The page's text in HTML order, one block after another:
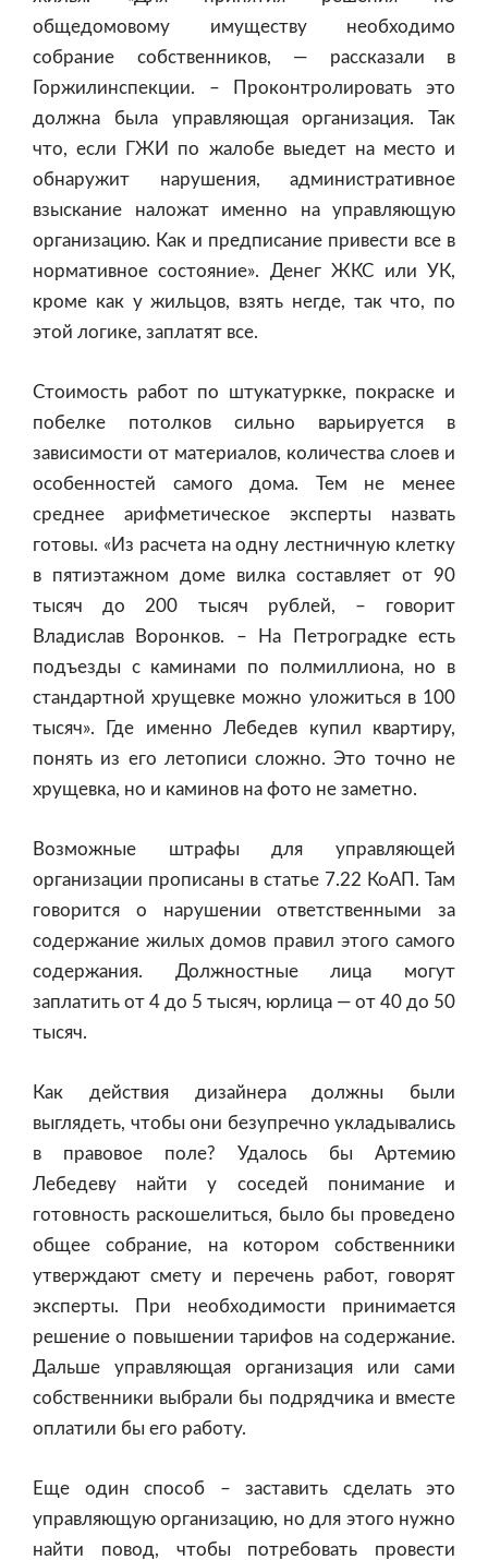
общедомовому имуществу необходимо
собрание собственников, — рассказали в
Горжилинспекции. – Проконтролировать это
должна была управляющая организация. Так
что, если ГЖИ по жалобе выедет на место и
обнаружит нарушения, административное
взыскание наложат именно на управляющую
организацию. Как и предписание привести все в
нормативное состояние». Денег ЖКС или УК,
кроме как у жильцов, взять негде, так что, по
этой логике, заплатят все.
Стоимость работ по штукатуркке, покраске и
побелке потолков сильно варьируется в
зависимости от материалов, количества слоев и
особенностей самого дома. Тем не менее
среднее арифметическое эксперты назвать
готовы. «Из расчета на одну лестничную клетку
в пятиэтажном доме вилка составляет от 90
тысяч до 200 тысяч рублей, – говорит
Владислав Воронков. – На Петроградке есть
подъезды с каминами по полмиллиона, но в
стандартной хрущевке можно уложиться в 100
тысяч». Где именно Лебедев купил квартиру,
понять из его летописи сложно. Это точно не
хрущевка, но и каминов на фото не заметно.
Возможные штрафы для управляющей
организации прописаны в статье 7.22 КоАП. Там
говорится о нарушении ответственными за
содержание жилых домов правил этого самого
содержания. Должностные лица могут
заплатить от 4 до 5 тысяч, юрлица — от 40 до 50
тысяч.
Как действия дизайнера должны были
выглядеть, чтобы они безупречно укладывались
в правовое поле? Удалось бы Артемию
Лебедеву найти у соседей понимание и
готовность раскошелиться, было бы проведено
общее собрание, на котором собственники
утверждают смету и перечень работ, говорят
эксперты. При необходимости принимается
решение о повышении тарифов на содержание.
Дальше управляющая организация или сами
собственники выбрали бы подрядчика и вместе
оплатили бы его работу.
Еще один способ – заставить сделать это
управляющую организацию, но для этого нужно
найти повод, чтобы потребовать провести